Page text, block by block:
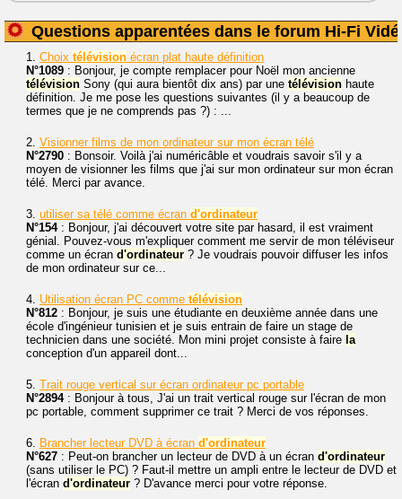
Questions apparentées dans le forum Hi-Fi
1. Choix télévision écran plat haute définition
N°1089 : Bonjour, je compte remplacer pour Noël mon ancienne
télévision Sony (qui aura bientôt dix ans) par une télévision haute
définition. Je me pose les questions suivantes (il y a beaucoup de
termes que je ne comprends pas ?) : ...
2. Visionner films de mon ordinateur sur mon écran télé
N°2790 : Bonsoir. Voilà j'ai numéricâble et voudrais savoir s'il y a
moyen de visionner les films que j'ai sur mon ordinateur sur mon écran
télé. Merci par avance.
3. utiliser sa télé comme écran d'ordinateur
N°154: Bonjour, j'ai découvert votre site par hasard, il est vraiment
génial. Pouvez-vous m'expliquer comment me servir de mon téléviseur
comme un écran d'ordinateur ? Je voudrais pouvoir diffuser les infos
de mon ordinateur sur ce...
4. Utilisation écran PC comme télévision
N°812 : Bonjour, je suis une étudiante en deuxième année dans une
école d'ingénieur tunisien et je suis entrain de faire un stage de
technicien dans une société. Mon mini projet consiste à faire la
conception d'un appareil dont...
5. Trait rouge vertical sur écran ordinateur pc portable
N°2894: Bonjour à tous, J'ai un trait vertical rouge sur l'écran de mon
pc portable, comment supprimer ce trait ? Merci de vos réponses.
6. Brancher lecteur DVD à écran d'ordinateur
N°627 : Peut-on brancher un lecteur de DVD à un écran d'ordinateur
(sans utiliser le PC) ? Faut-il mettre un ampli entre le lecteur de DVD et
l'écran d'ordinateur ? D'avance merci pour votre réponse.